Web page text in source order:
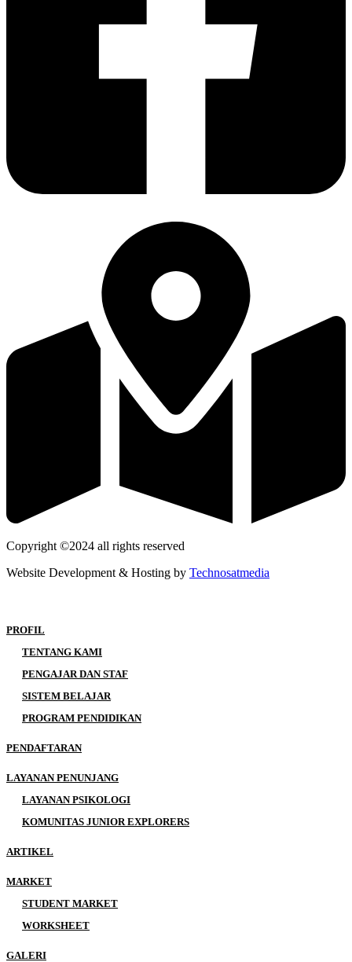
Copyright ©2024 all rights reserved
Website Development & Hosting by Technosatmedia
PROFIL
TENTANG KAMI
PENGAJAR DAN STAF
SISTEM BELAJAR
PROGRAM PENDIDIKAN
PENDAFTARAN
LAYANAN PENUNJANG
LAYANAN PSIKOLOGI
KOMUNITAS JUNIOR EXPLORERS
ARTIKEL
MARKET
STUDENT MARKET
WORKSHEET
GALERI